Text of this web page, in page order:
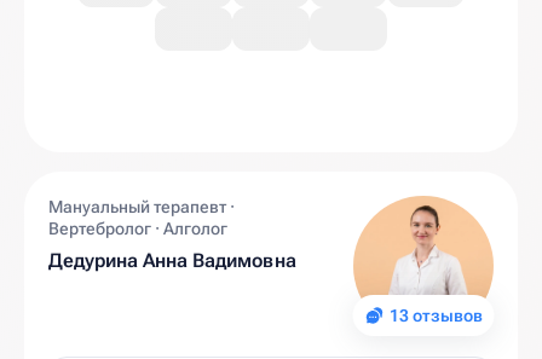
13 отзывов
Мануальный терапевт ·
Вертебролог · Алголог
Дедурина Анна Вадимовна